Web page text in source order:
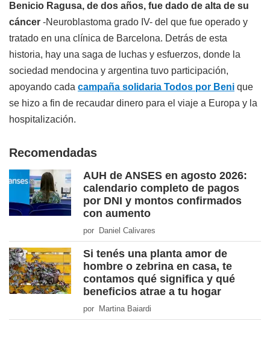
Benicio Ragusa, de dos años, fue dado de alta de su
cáncer -Neuroblastoma grado IV- del que fue operado y
tratado en una clínica de Barcelona. Detrás de esta
historia, hay una saga de luchas y esfuerzos, donde la
sociedad mendocina y argentina tuvo participación,
apoyando cada campaña solidaria Todos por Beni que
se hizo a fin de recaudar dinero para el viaje a Europa y la
hospitalización.
Recomendadas
AUH de ANSES en agosto 2026:
calendario completo de pagos
por DNI y montos confirmados
con aumento
por Daniel Calivares
Si tenés una planta amor de
hombre o zebrina en casa, te
contamos qué significa y qué
beneficios atrae a tu hogar
por Martina Baiardi